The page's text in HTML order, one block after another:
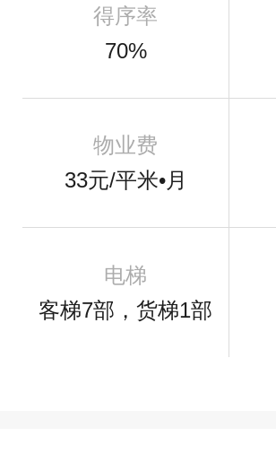
得序率
70%
物业费
33元/平米•月
电梯
客梯7部，货梯1部